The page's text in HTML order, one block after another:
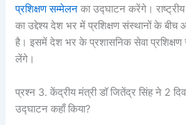
प्रशिक्षण सम्मेलन का उद्घाटन करेंगे।
का उद्देश्य देश भर में प्रशिक्षण संस्थानों के बीच
है। इसमें देश भर के प्रशासनिक सेवा प्रशिक्षण
लेंगे।
प्रश्न 3. केंद्रीय मंत्री डॉ जितेंद्र सिंह ने 2
उद्घाटन कहाँ किया?